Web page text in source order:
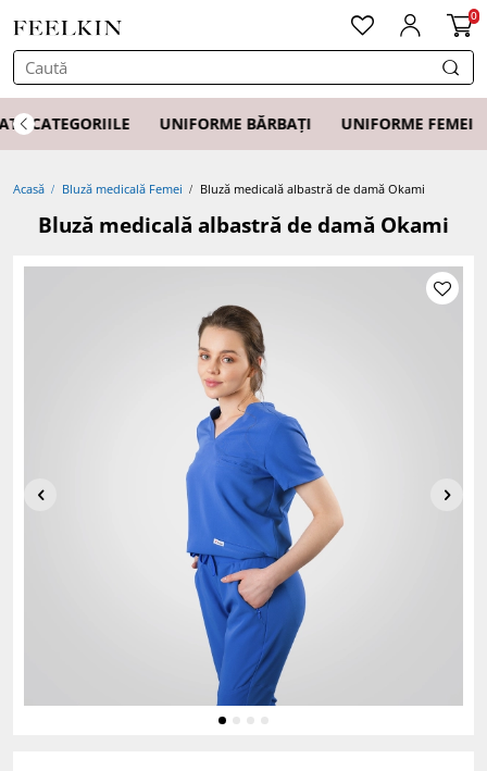
0
CATEGORIILE UNIFORME BĂRBAȚI UNIFORME FEMEI
Acasă Bluză medicală Femei Bluză medicală albastră de damă Okami
Bluză medicală albastră de damă Okami